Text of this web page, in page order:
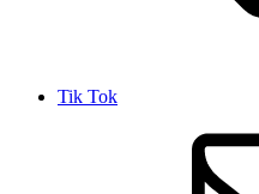
Tik Tok